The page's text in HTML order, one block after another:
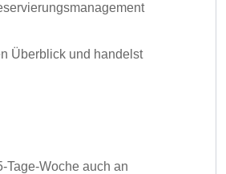
Überblick und handelst
Tage-Woche auch an